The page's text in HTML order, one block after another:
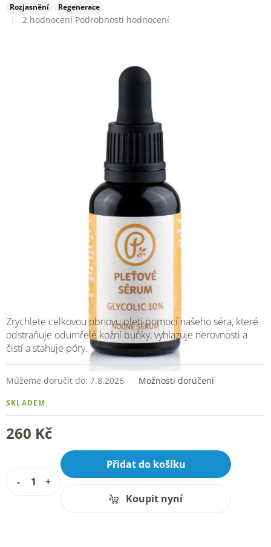
Rozjasnění Regenerace
Průměrné
2 hodnocení Podrobnosti hodnocení
260 Kč
SKLADEM
Můžeme doručit do: 7.8.2026 Možnosti doručení
Přidat do košíku
Koupit nyní
Zrychlete celkovou obnovu pleti pomocí našeho séra, které
odstraňuje odumřelé kožní buňky, vyhlazuje nerovnosti a
čistí a stahuje póry.